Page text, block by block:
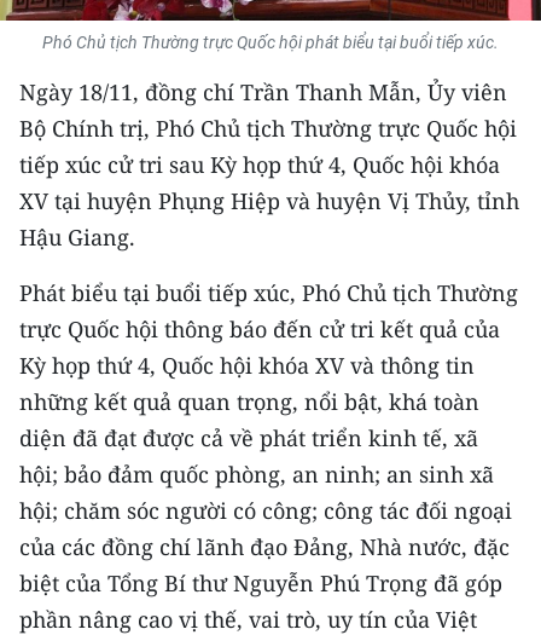
TRI THỨC CHUYÊN SÂU
CHƯƠNG TRÌNH OCOP - MỖI XÃ
MỘT SẢN PHẨM
RADIO
MEDIA CENTER
E-Magazine
Video
Media Chính trị
Media Kinh tế
Media Văn hóa
Media Xã hội
Phó Chủ tịch Thường trực Quốc hội phát biểu tại buổi tiếp xúc.
Ngày 18/11, đồng chí Trần Thanh Mẫn, Ủy viên
Bộ Chính trị, Phó Chủ tịch Thường trực Quốc hội
tiếp xúc cử tri sau Kỳ họp thứ 4, Quốc hội khóa
XV tại huyện Phụng Hiệp và huyện Vị Thủy, tỉnh
Hậu Giang.
Phát biểu tại buổi tiếp xúc, Phó Chủ tịch Thường
trực Quốc hội thông báo đến cử tri kết quả của
Kỳ họp thứ 4, Quốc hội khóa XV và thông tin
những kết quả quan trọng, nổi bật, khá toàn
diện đã đạt được cả về phát triển kinh tế, xã
hội; bảo đảm quốc phòng, an ninh; an sinh xã
hội; chăm sóc người có công; công tác đối ngoại
của các đồng chí lãnh đạo Đảng, Nhà nước, đặc
biệt của Tổng Bí thư Nguyễn Phú Trọng đã góp
phần nâng cao vị thế, vai trò, uy tín của Việt